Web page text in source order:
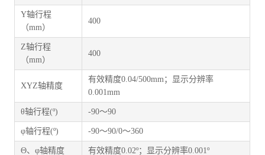
Y轴行程
（mm）
400
Z轴行程
（mm）
400
XYZ轴精度
有效精度0.04/500mm；显示分辨率
0.001mm
θ轴行程(º) -90～90
φ轴行程(º) -90～90/0～360
Θ、φ轴精度 有效精度0.02º；显示分辨率0.001º